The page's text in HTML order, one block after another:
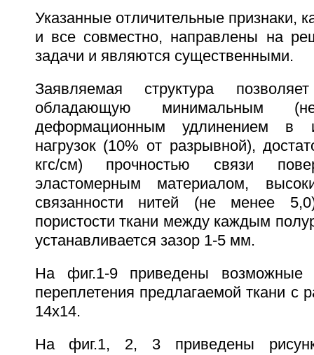
Указанные отличительные признаки,
и все совместно, направлены на
задачи и являются существенными.
Заявляемая структура
обладающую минимальным
деформационным удлинением в
нагрузок (10% от разрывной),
кгс/см) прочностью связи
эластомерным материалом,
связанности нитей (не менее
пористости ткани между каждым
устанавливается зазор 1-5 мм.
На фиг.1-9 приведены возможные
переплетения предлагаемой ткани с
14х14.
На фиг.1, 2, 3 приведены